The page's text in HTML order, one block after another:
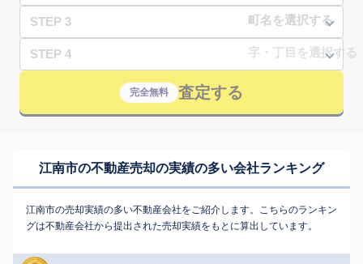
STEP 3
STEP 4
完全無料 査定する
江南市の不動産売却の実績の多い会社ランキング
江南市の売却実績の多い不動産会社をご紹介します。こちらのランキン
グは不動産会社から提出された売却実績をもとに算出しています。